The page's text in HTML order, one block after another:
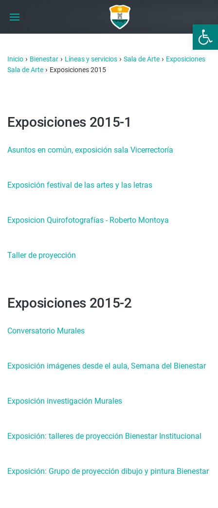
Abrir
Inicio › Bienestar › Líneas y servicios › Sala de Arte › Exposiciones
Sala de Arte › Exposiciones 2015
Exposiciones 2015-1
Asuntos en común, exposición sala Vicerrectoría
Exposición festival de las artes y las letras
Exposicion Quirofotografías - Roberto Montoya
Taller de proyección
Exposiciones 2015-2
Conversatorio Murales
Exposición imágenes desde el aula, Semana del Bienestar
Exposición investigación Murales
Exposición: talleres de proyección Bienestar Institucional
Exposición: Grupo de proyección dibujo y pintura Bienestar